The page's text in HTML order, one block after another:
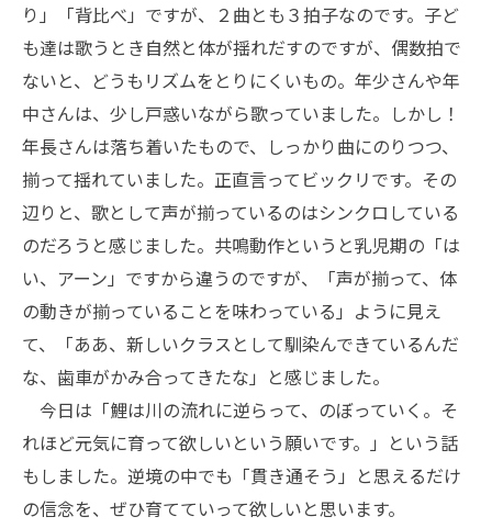
り」「背比べ」ですが、２曲とも３拍子なのです。子ど
も達は歌うとき自然と体が揺れだすのですが、偶数拍で
ないと、どうもリズムをとりにくいもの。年少さんや年
中さんは、少し戸惑いながら歌っていました。しかし！
年長さんは落ち着いたもので、しっかり曲にのりつつ、
揃って揺れていました。正直言ってビックリです。その
辺りと、歌として声が揃っているのはシンクロしている
のだろうと感じました。共鳴動作というと乳児期の「は
い、アーン」ですから違うのですが、「声が揃って、体
の動きが揃っていることを味わっている」ように見え
て、「ああ、新しいクラスとして馴染んできているんだ
な、歯車がかみ合ってきたな」と感じました。
今日は「鯉は川の流れに逆らって、のぼっていく。そ
れほど元気に育って欲しいという願いです。」という話
もしました。逆境の中でも「貫き通そう」と思えるだけ
の信念を、ぜひ育てていって欲しいと思います。